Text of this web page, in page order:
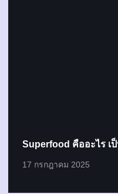
Superfood คืออะไร เ
17 กรกฎาคม 2025